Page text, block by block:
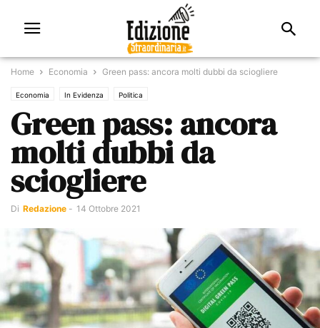
Home Economia Green pass: ancora molti dubbi da sciogliere
Economia In Evidenza Politica
Green pass: ancora
molti dubbi da
sciogliere
Di Redazione - 14 Ottobre 2021